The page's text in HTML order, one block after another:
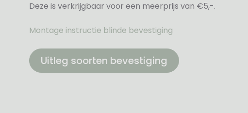
Deze is verkrijgbaar voor een meerprijs van €5,-.
Montage instructie blinde bevestiging
Uitleg soorten bevestiging